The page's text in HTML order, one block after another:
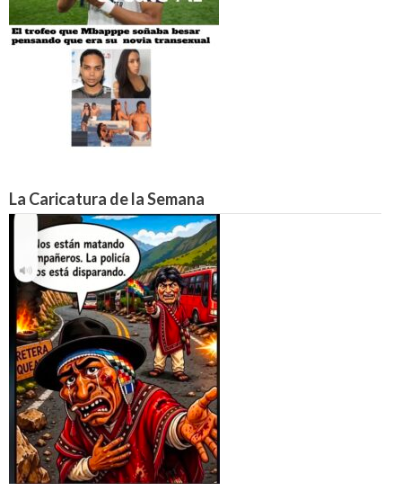
La Caricatura de la Semana